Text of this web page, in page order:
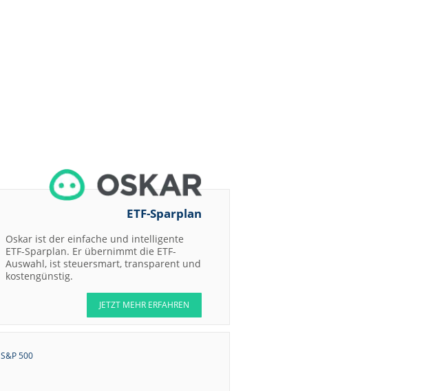
ETF-Sparplan
Oskar ist der einfache und intelligente
ETF-Sparplan. Er übernimmt die ETF-
Auswahl, ist steuersmart, transparent und
kostengünstig.
JETZT MEHR ERFAHREN
S&P 500